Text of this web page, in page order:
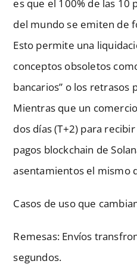
es que el 100% de las 10
del mundo se emiten de
Esto permite una
conceptos obsoletos
bancarios” o los retrasos
Mientras que un
dos días (T+2) para
pagos blockchain de
asentamientos el mismo
Casos de uso que
Remesas: Envíos
segundos.